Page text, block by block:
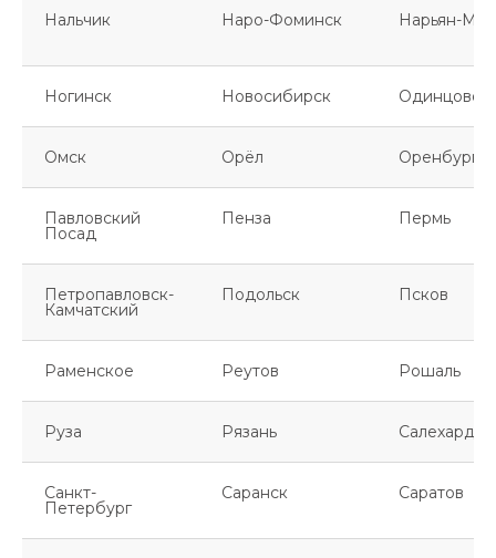
Нальчик Наро-Фоминск Нарьян-Мар
Ногинск Новосибирск Одинцово
Омск Орёл Оренбург
Павловский
Посад
Пенза Пермь
Петропавловск-
Камчатский
Подольск Псков
Раменское Реутов Рошаль
Руза Рязань Салехард
Санкт-
Петербург
Саранск Саратов